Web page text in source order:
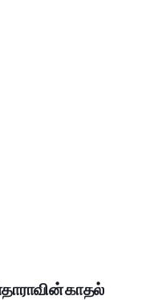
காதல்